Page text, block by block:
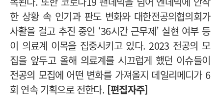
한 상황 속 인기과 판도 변화와 대한전공의협의회가
사활을 걸고 추진 중인 ‘36시간 근무제’ 실현 여부 등
이 의료계 이목을 집중시키고 있다. 2023 전공의 모
집을 앞두고 올해 의료계를 시끄럽게 했던 이슈들이
전공의 모집에 어떤 변화를 가져올지 데일리메디가 6
회 연속 기획으로 전한다. [편집자주]